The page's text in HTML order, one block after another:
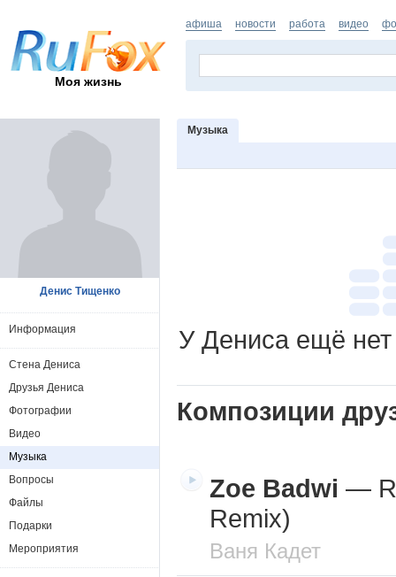
Моя жизнь
афиша новости работа видео
Музыка
У Дениса ещё
Композиции
Zoe Badwi —
Remix)
Ваня Кадет
Денис Тищенко
Информация
Стена Дениса
Друзья Дениса
Фотографии
Видео
Музыка
Вопросы
Файлы
Подарки
Мероприятия